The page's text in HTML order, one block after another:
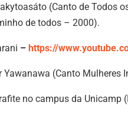
(Canto de Todos
de todos – 2000).
– https://
Yawanawa (Canto Mulheres
no campus da Unicamp